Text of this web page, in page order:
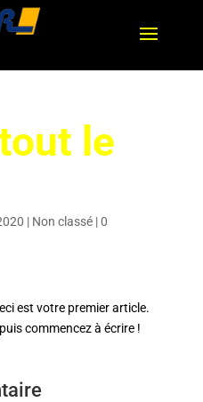
le
| Non classé|0
est votre premier article.
commencez à écrire !